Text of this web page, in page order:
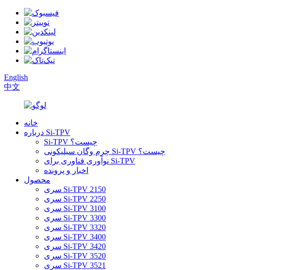
English
中文
خانه
درباره Si-TPV
Si-TPV چیست؟
چرم وگان سیلیکونی Si-TPV چیست؟
نوآوری فناوری برای Si-TPV
اخبار و پرونده
محصول
سری Si-TPV 2150
سری Si-TPV 2250
سری Si-TPV 3100
سری Si-TPV 3300
سری Si-TPV 3320
سری Si-TPV 3400
سری Si-TPV 3420
سری Si-TPV 3520
سری Si-TPV 3521